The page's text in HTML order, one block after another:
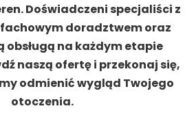
Doświadczeni specjaliści z
fachowym doradztwem oraz
obsługą na każdym etapie
naszą ofertę i przekonaj się,
odmienić wygląd Twojego
otoczenia.